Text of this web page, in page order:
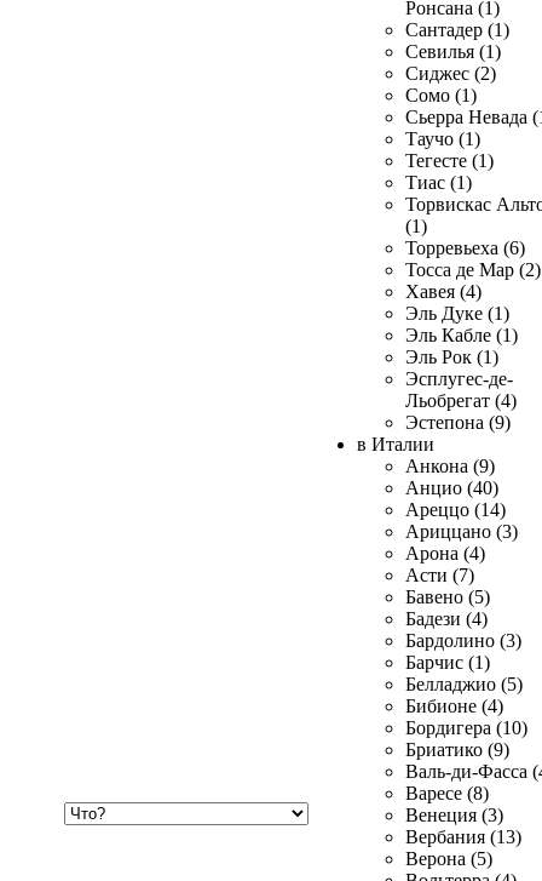
Ронсана (1)
Сантадер (1)
Севилья (1)
Сиджес (2)
Сомо (1)
Сьерра Невада
Таучо (1)
Тегесте (1)
Тиас (1)
Торвискас
(1)
Торревьеха (6)
Тосса де Мар (2)
Хавея (4)
Эль Дуке (1)
Эль Кабле (1)
Эль Рок (1)
Эсплугес-де-
Льобрегат (4)
Эстепона (9)
в Италии
Анкона (9)
Анцио (40)
Ареццо (14)
Ариццано (3)
Арона (4)
Асти (7)
Бавено (5)
Бадези (4)
Бардолино (3)
Барчис (1)
Белладжио (5)
Бибионе (4)
Бордигера (10)
Бриатико (9)
Валь-ди-Фасса
Варесе (8)
Венеция (3)
Вербания (13)
Верона (5)